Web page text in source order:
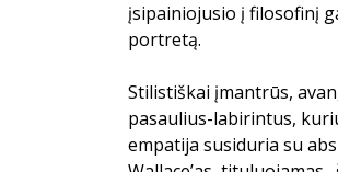
įsipainiojusio į filosofinį
portretą.
Stilistiškai įmantrūs,
pasaulius-labirintus,
empatija susiduria su